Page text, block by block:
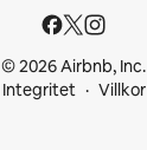
© 2026 Airbnb, Inc.
Integritet
Villkor